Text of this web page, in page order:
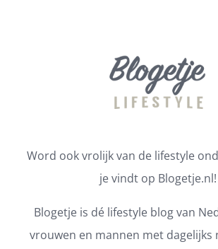
Word ook vrolijk van de lifestyle
je vindt op Blogetje.nl!
Blogetje is dé lifestyle blog van
vrouwen en mannen met dagelijks